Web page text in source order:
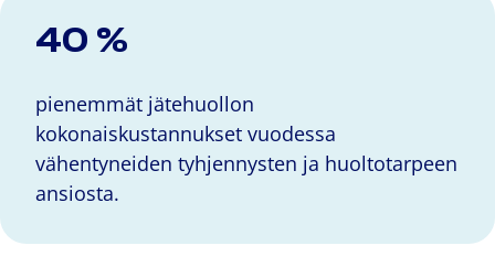
40 %
pienemmät jätehuollon
kokonaiskustannukset vuodessa
vähentyneiden tyhjennysten ja huoltotarpeen
ansiosta.